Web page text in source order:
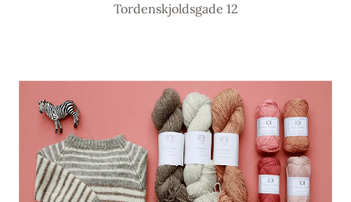
Tordenskjoldsgade 12